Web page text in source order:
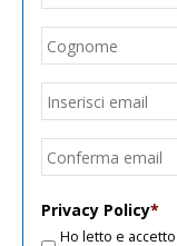
Email
Privacy Policy*
Ho letto e accetto